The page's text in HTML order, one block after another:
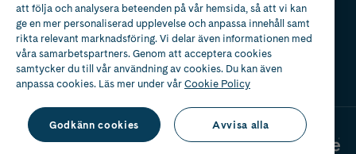
att följa och analysera beteenden på vår hemsida, så att vi kan
ge en mer personaliserad upplevelse och anpassa innehåll samt
rikta relevant marknadsföring. Vi delar även informationen med
våra samarbetspartners. Genom att acceptera cookies
samtycker du till vår användning av cookies. Du kan även
anpassa cookies. Läs mer under vårCookie Policy
Godkänn cookies Avvisa alla